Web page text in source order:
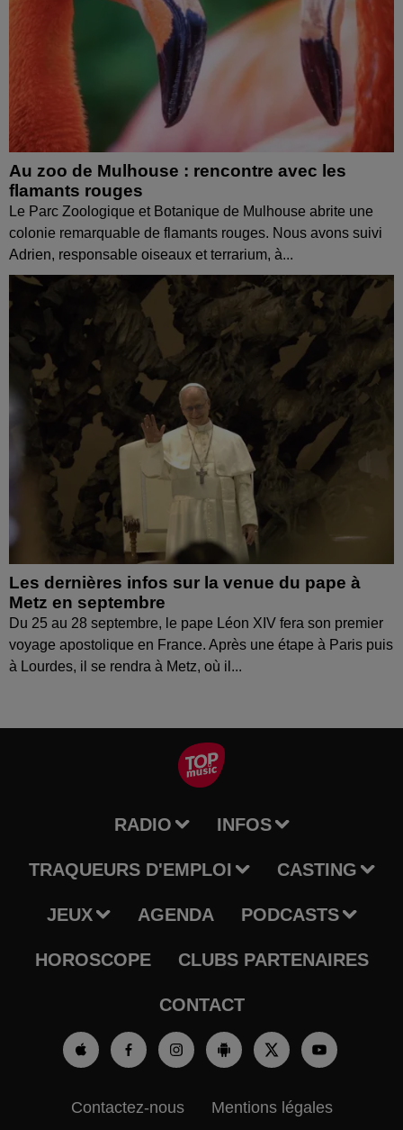
Au zoo de Mulhouse : rencontre avec les
flamants rouges
Le Parc Zoologique et Botanique de Mulhouse abrite une
colonie remarquable de flamants rouges. Nous avons suivi
Adrien, responsable oiseaux et terrarium, à...
Les dernières infos sur la venue du pape à
Metz en septembre
Du 25 au 28 septembre, le pape Léon XIV fera son premier
voyage apostolique en France. Après une étape à Paris puis
à Lourdes, il se rendra à Metz, où il...
RADIO INFOS
TRAQUEURS D'EMPLOI CASTING
JEUX AGENDA PODCASTS
HOROSCOPE CLUBS PARTENAIRES
CONTACT
Contactez-nous Mentions légales